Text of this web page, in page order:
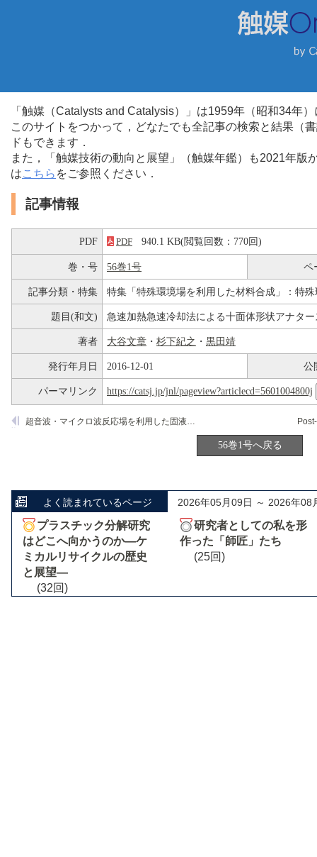
「触媒（Catalysts and Catalysis）」は1959年（昭和34年
このサイトをつかって，どなたでも全記事の検索と結果（
ドもできます．
また，「触媒技術の動向と展望」（触媒年鑑）も2021年
はこちら をご参照ください．
記事情報
PDF PDF 940.1 KB(閲覧回数：770回)
巻・号 56巻1号 ペ
記事分類・特集 特集「特殊環境場を利用した材料合成」：特
題目(和文) 急速加熱急速冷却法による十面体形状アナタ
著者 大谷文章 ・ 杉下紀之 ・ 黒田靖
発行年月日 2016-12-01 公
パーマリンク https://catsj.jp/jnl/pageview?articlecd=5601004800j
超音波・マイクロ波反応場を利用した固液系金属ナノ粒子プロセッシング
56巻1号へ戻る
よく読まれているページ 2026年05月09日 ～ 2026年08
プラスチック分解研究
はどこへ向かうのか―ケ
ミカルリサイクルの歴史
と展望―
(32回)
研究者としての私を形
作った「師匠」たち
(25回)